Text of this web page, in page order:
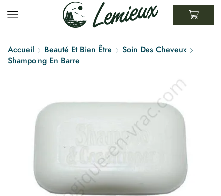
Accueil Beauté Et Bien Être
Soin Des Cheveux
Shampoing En Barre